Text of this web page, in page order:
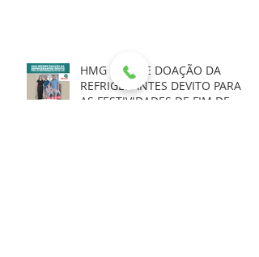
HMG RECEBE DOAÇÃO DA
REFRIGERANTES DEVITO PARA
AS FESTIVIDADES DE FIM DE